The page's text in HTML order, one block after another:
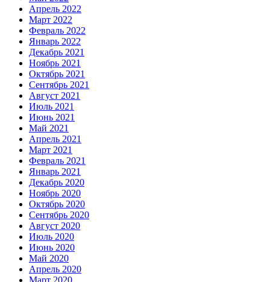
Апрель 2022
Март 2022
Февраль 2022
Январь 2022
Декабрь 2021
Ноябрь 2021
Октябрь 2021
Сентябрь 2021
Август 2021
Июль 2021
Июнь 2021
Май 2021
Апрель 2021
Март 2021
Февраль 2021
Январь 2021
Декабрь 2020
Ноябрь 2020
Октябрь 2020
Сентябрь 2020
Август 2020
Июль 2020
Июнь 2020
Май 2020
Апрель 2020
Март 2020